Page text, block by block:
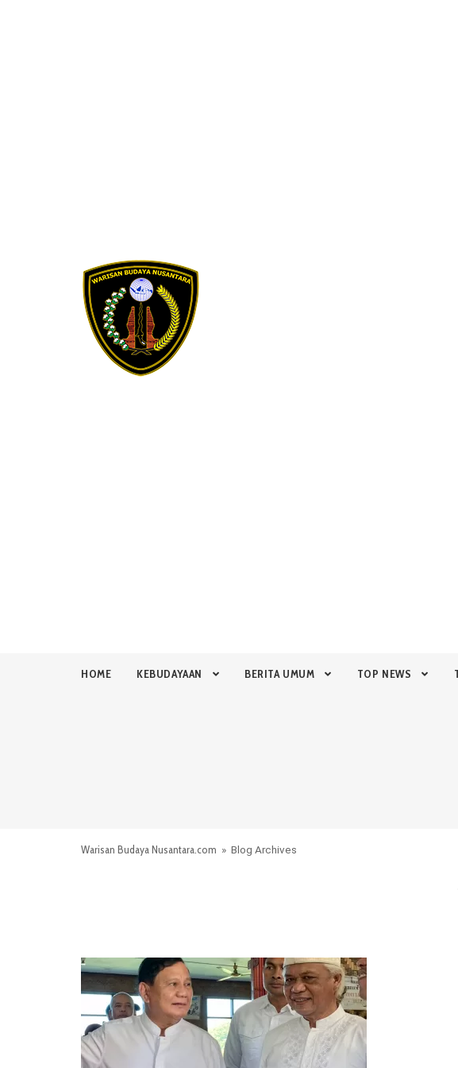
HOME KEBUDAYAAN BERITA UMUM TOP NEWS
Warisan Budaya Nusantara.com » Blog Archives